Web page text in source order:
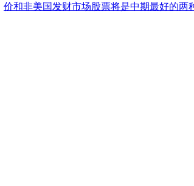
价和非美国发财市场股票将是中期最好的两